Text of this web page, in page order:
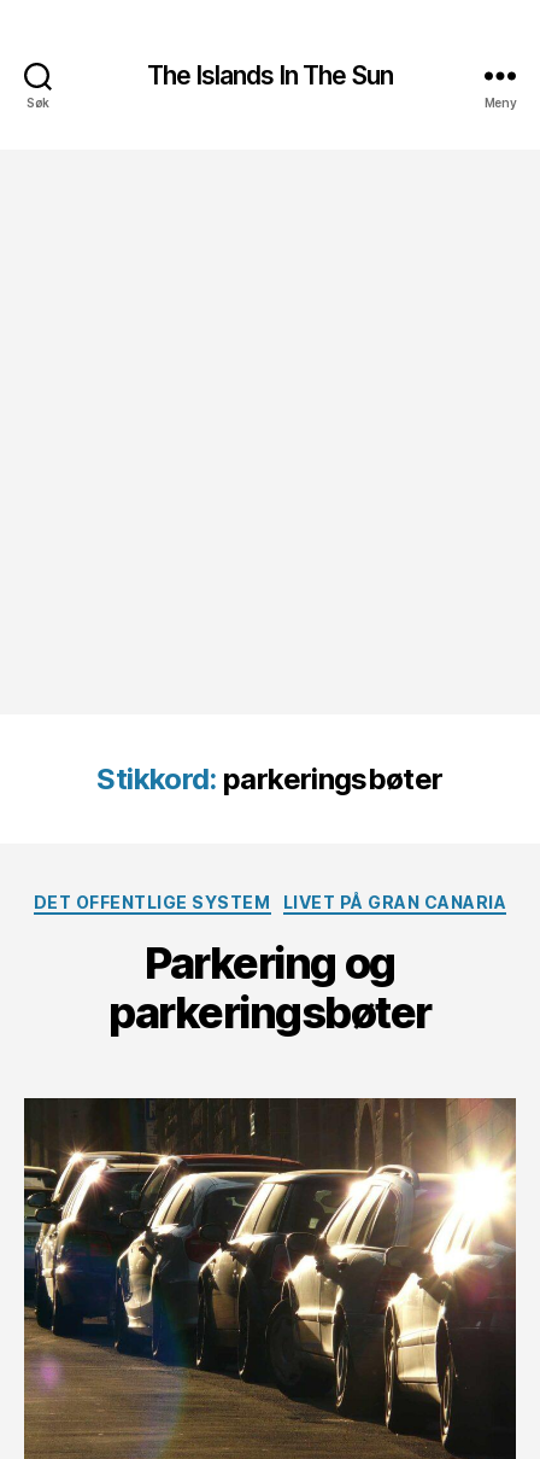
Søk
The Islands In The Sun
Meny
Stikkord: parkeringsbøter
Kategorier
DET OFFENTLIGE SYSTEM LIVET PÅ GRAN CANARIA
Parkering og
parkeringsbøter